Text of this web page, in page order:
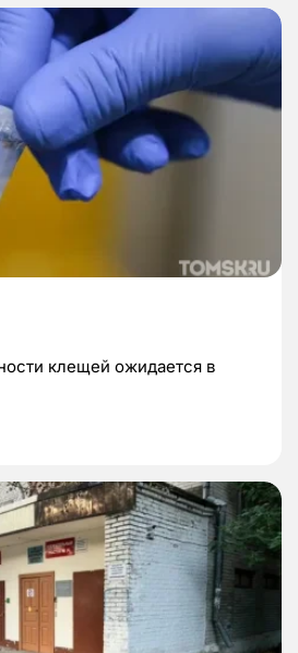
клещей ожидается в